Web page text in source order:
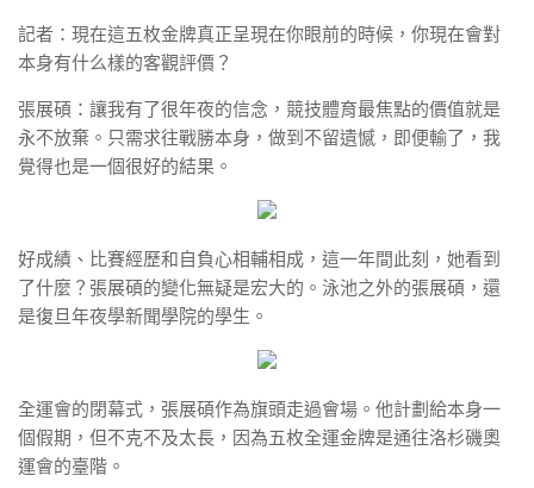
記者：現在這五枚金牌真正呈現在你眼前的時候，你現在會對
本身有什么樣的客觀評價？
張展碩：讓我有了很年夜的信念，競技體育最焦點的價值就是
永不放棄。只需求往戰勝本身，做到不留遺憾，即便輸了，我
覺得也是一個很好的結果。
好成績、比賽經歷和自負心相輔相成，這一年間此刻，她看到
了什麼？張展碩的變化無疑是宏大的。泳池之外的張展碩，還
是復旦年夜學新聞學院的學生。
全運會的閉幕式，張展碩作為旗頭走過會場。他計劃給本身一
個假期，但不克不及太長，因為五枚全運金牌是通往洛杉磯奧
運會的臺階。